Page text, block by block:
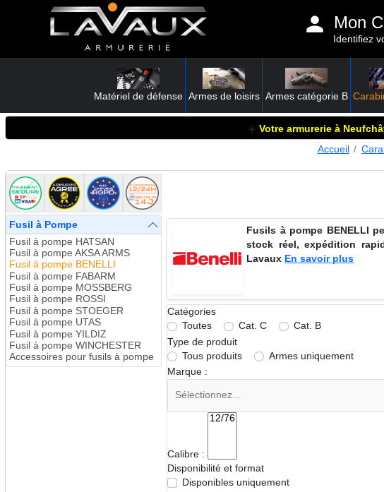
Mon
Identifiez
Matériel de défense Armes de loisirs Armes catégorie B
☀️ Votre armurerie à
Accueil
Fusil à Pompe
Fusil à pompe HATSAN
Fusil à pompe AKSA ARMS
Fusil à pompe BENELLI
Fusil à pompe FABARM
Fusil à pompe MOSSBERG
Fusil à pompe ROSSI
Fusil à pompe STOEGER
Fusil à pompe UTAS
Fusil à pompe YILDIZ
Fusil à pompe WINCHESTER
Accessoires pour fusils à pompe
Fusils à pompe BENELLI
stock réel, expédition
Lavaux En savoir plus
Catégories
Toutes
Cat. C
Cat. B
Type de produit
Tous produits
Armes uniquement
Marque :
Calibre :
Disponibilité et format
Disponibles uniquement